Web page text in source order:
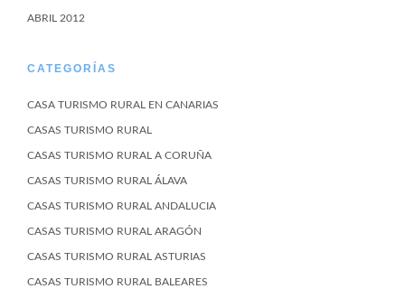
ABRIL 2012
CATEGORÍAS
CASA TURISMO RURAL EN CANARIAS
CASAS TURISMO RURAL
CASAS TURISMO RURAL A CORUÑA
CASAS TURISMO RURAL ÁLAVA
CASAS TURISMO RURAL ANDALUCIA
CASAS TURISMO RURAL ARAGÓN
CASAS TURISMO RURAL ASTURIAS
CASAS TURISMO RURAL BALEARES